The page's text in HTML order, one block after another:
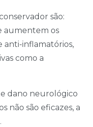
são:
aumentem os
anti-inflamatórios,
como a
dano neurológico
não são eficazes, a